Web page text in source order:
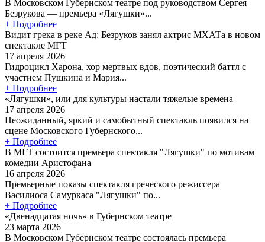
В Московском Губернском театре под руководством Сергея
Безрукова — премьера «Лягушки»...
+ Подробнее
Видит грека в реке Ад: Безруков занял актрис МХАТа в новом
спектакле МГТ
17 апреля 2026
Гидроцикл Харона, хор мертвых вдов, поэтический баттл с
участием Пушкина и Мария...
+ Подробнее
«Лягушки», или для культуры настали тяжелые времена
17 апреля 2026
Неожиданный, яркий и самобытный спектакль появился на
сцене Московского Губернского...
+ Подробнее
В МГТ состоится премьера спектакля "Лягушки" по мотивам
комедии Аристофана
16 апреля 2026
Премьерные показы спектакля греческого режиссера
Василиоса Самуркаса "Лягушки" по...
+ Подробнее
«Двенадцатая ночь» в Губернском театре
23 марта 2026
В Московском Губернском театре состоялась премьера